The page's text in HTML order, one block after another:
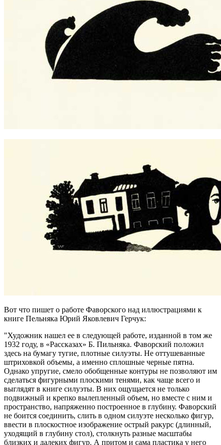
Вот что пишет о работе Фаворского над иллюстрациями к
книге Пельняка Юрий Яковлевич Герчук:
"Художник нашел ее в следующей работе, изданной в том же
1932 году, в «Рассказах» Б. Пильняка. Фаворский положил
здесь на бумагу тугие, плотные силуэты. Не оттушеванные
штриховкой объемы, а именно сплошные черные пятна.
Однако упругие, смело обобщенные контуры не позволяют им
сделаться фигурными плоскими тенями, как чаще всего и
выглядят в книге силуэты. В них ощущается не только
подвижный и крепко вылепленный объем, но вместе с ним и
пространство, напряженно построенное в глубину. Фаворский
не боится соединить, слить в одном силуэте несколько фигур,
ввести в плоскостное изображение острый ракурс (длинный,
уходящий в глубину стол), столкнуть разные масштабы
близких и далеких фигур. А притом и сама пластика у него